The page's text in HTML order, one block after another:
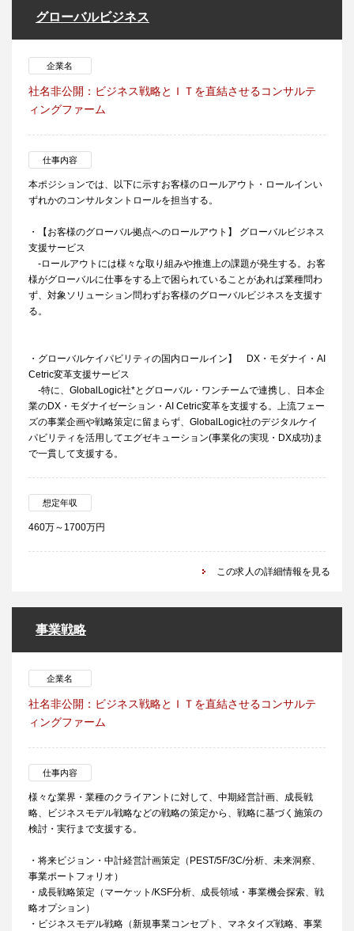
グローバルビジネス
企業名
社名非公開：ビジネス戦略とＩＴを直結させるコンサルテ
ィングファーム
仕事内容
本ポジションでは、以下に示すお客様のロールアウト・ロールインい
ずれかのコンサルタントロールを担当する。
・【お客様のグローバル拠点へのロールアウト】 グローバルビジネス
支援サービス
-ロールアウトには様々な取り組みや推進上の課題が発生する。お客
様がグローバルに仕事をする上で困られていることがあれば業種問わ
ず、対象ソリューション問わずお客様のグローバルビジネスを支援す
る。
・グローバルケイパビリティの国内ロールイン】 DX・モダナイ・AI
Cetric変革支援サービス
-特に、GlobalLogic社*とグローバル・ワンチームで連携し、日本企
業のDX・モダナイゼーション・AI Cetric変革を支援する。上流フェー
ズの事業企画や戦略策定に留まらず、GlobalLogic社のデジタルケイ
パビリティを活用してエグゼキューション(事業化の実現・DX成功)ま
で一貫して支援する。
想定年収
460万～1700万円
この求人の詳細情報を見る
事業戦略
企業名
社名非公開：ビジネス戦略とＩＴを直結させるコンサルテ
ィングファーム
仕事内容
様々な業界・業種のクライアントに対して、中期経営計画、成長戦
略、ビジネスモデル戦略などの戦略の策定から、戦略に基づく施策の
検討・実行まで支援する。
・将来ビジョン・中計経営計画策定（PEST/5F/3C/分析、未来洞察、
事業ポートフォリオ）
・成長戦略策定（マーケット/KSF分析、成長領域・事業機会探索、戦
略オプション）
・ビジネスモデル戦略（新規事業コンセプト、マネタイズ戦略、事業